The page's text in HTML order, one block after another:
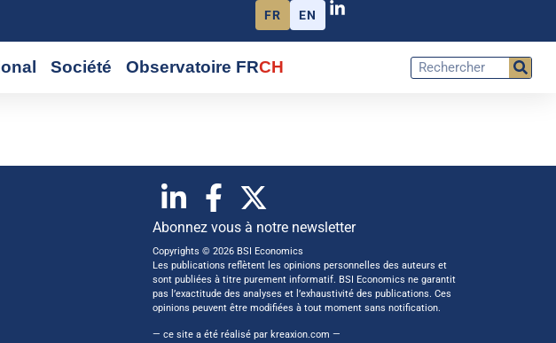
FR EN
Société Observatoire FRCH
Abonnez vous à notre newsletter
Copyrights © 2026 BSI Economics
Les publications reflètent les opinions personnelles des auteurs et
sont publiées à titre purement informatif. BSI Economics ne garantit
pas l’exactitude des analyses et l’exhaustivité des publications. Ces
opinions peuvent être modifiées à tout moment sans notification.
— ce site a été réalisé par kreaxion.com —